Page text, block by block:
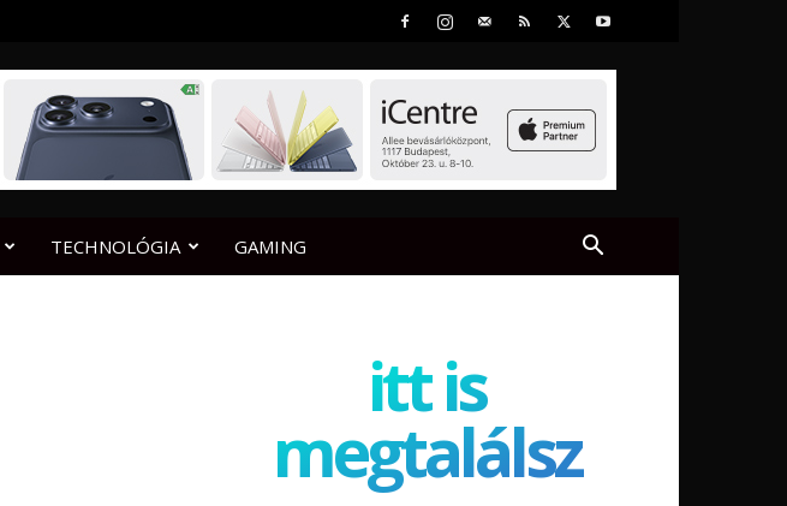
TECHNOLÓGIA GAMING
itt is
megtalálsz